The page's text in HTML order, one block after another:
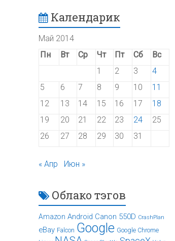
Календарик
Май 2014
Пн
Вт Ср Чт Пт Сб
Вс
1
2 3
4
5
6 7 8 9 10
11
12
13 14 15 16 17
18
19
20 21 22 23 24
25
26
27 28 29 30 31
« Апр Июн »
Облако тэгов
Amazon Android Canon 550D CrashPlan
eBay Falcon Google Google Chrome